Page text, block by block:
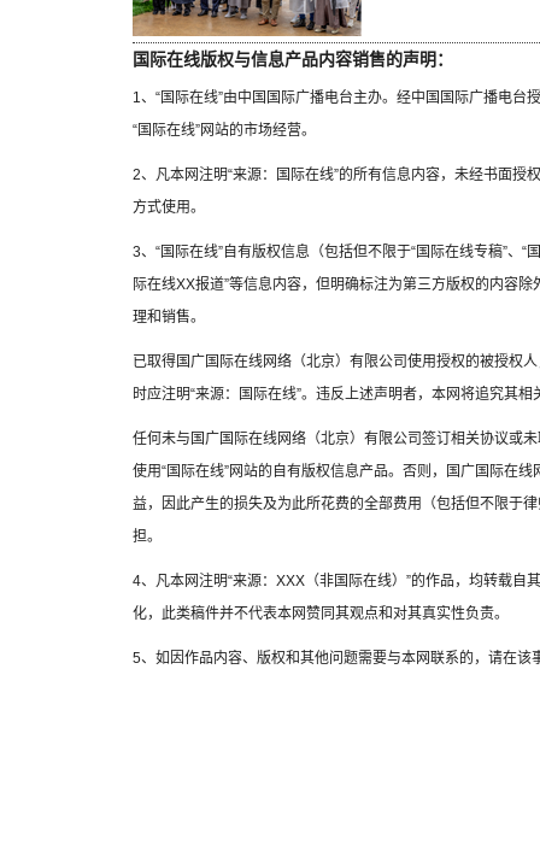
国际在线版权与信息产品内容销售的声明：
1、“国际在线”由中国国际广播电台主办。经中国国际广播电
“国际在线”网站的市场经营。
2、凡本网注明“来源：国际在线”的所有信息内容，未经书面
方式使用。
3、“国际在线”自有版权信息（包括但不限于“国际在线专稿”、“
际在线XX报道”等信息内容，但明确标注为第三方版权的内容
理和销售。
已取得国广国际在线网络（北京）有限公司使用授权的被授权
时应注明“来源：国际在线”。违反上述声明者，本网将追究其相
任何未与国广国际在线网络（北京）有限公司签订相关协议或
使用“国际在线”网站的自有版权信息产品。否则，国广国际在
益，因此产生的损失及为此所花费的全部费用（包括但不限于
担。
4、凡本网注明“来源：XXX（非国际在线）”的作品，均转载自
化，此类稿件并不代表本网赞同其观点和对其真实性负责。
5、如因作品内容、版权和其他问题需要与本网联系的，请在该